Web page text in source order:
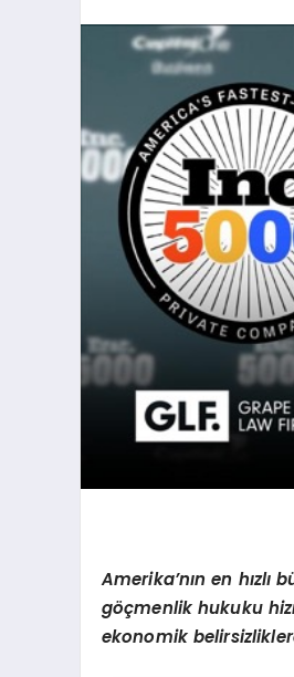
Amerika’nın en hızlı
göçmenlik hukuku
ekonomik